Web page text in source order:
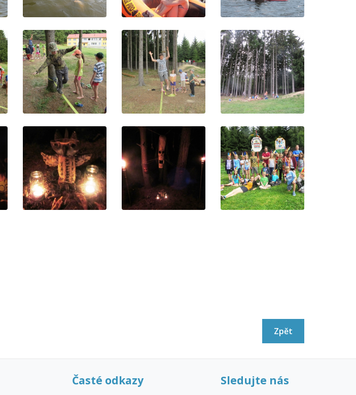
Zpět
Časté odkazy Sledujte nás